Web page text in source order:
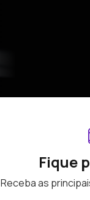
Fique
Receba as